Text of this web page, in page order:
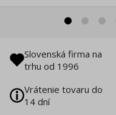
Slovenská firma na
trhu od 1996
Vrátenie tovaru do
14 dní